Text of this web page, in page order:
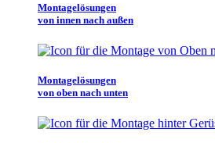
Montagelösungen
von innen nach außen
Montagelösungen
von oben nach unten